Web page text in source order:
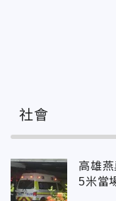
社會
高雄
5米當